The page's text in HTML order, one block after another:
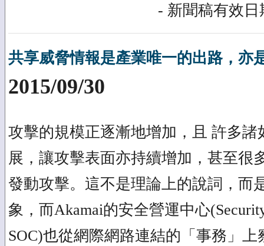
- 新聞稿有效日
共享威脅情報是產業唯一的出路，亦
2015/09/30
攻擊的規模正逐漸地增加，且 許多諸
展，讓攻擊表面亦持續增加，甚至很
發動攻擊。這不是理論上的說詞，而
象，而Akamai的安全營運中心
SOC)也從網際網路連結的「事務」